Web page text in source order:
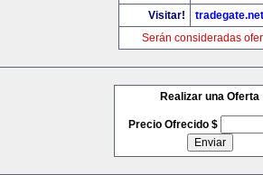
Visitar!
tradegate.net
Serán consideradas
Realizar una Oferta
Precio Ofrecido $